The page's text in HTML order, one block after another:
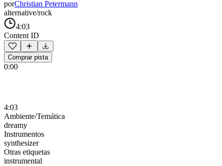
porChristian Petermann
alternative/rock
4:03
Content ID
Comprar pista
0:00
4:03
Ambiente/Temática
dreamy
Instrumentos
synthesizer
Otras etiquetas
instrumental